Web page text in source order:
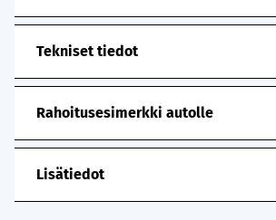
Tekniset tiedot
Rahoitusesimerkki autolle
Lisätiedot